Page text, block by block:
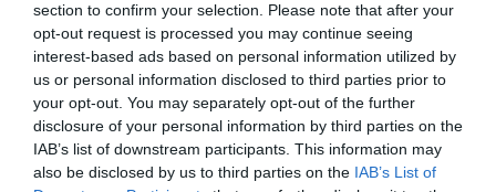
section to confirm your selection. Please note that after your
opt-out request is processed you may continue seeing
interest-based ads based on personal information utilized by
us or personal information disclosed to third parties prior to
your opt-out. You may separately opt-out of the further
disclosure of your personal information by third parties on the
IAB’s list of downstream participants. This information may
also be disclosed by us to third parties on the IAB’s List of
PARTAGER L'ARTICLE
FacebookTwitterPinterestLinkedInEmail Print